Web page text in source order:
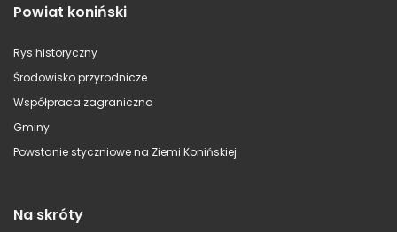
Powiat koniński
Rys historyczny
Środowisko przyrodnicze
Współpraca zagraniczna
Gminy
Powstanie styczniowe na Ziemi Konińskiej
Na skróty